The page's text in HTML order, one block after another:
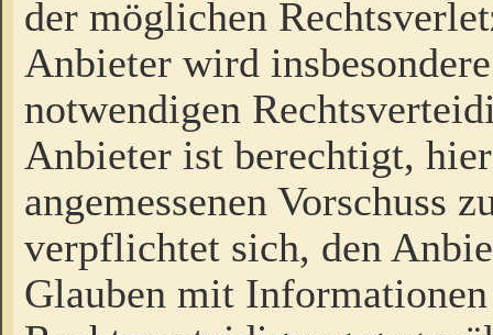
der möglichen
Anbieter wird
notwendigen
Anbieter ist berechtigt,
angemessenen Vorschuss
verpflichtet sich, den
Glauben mit